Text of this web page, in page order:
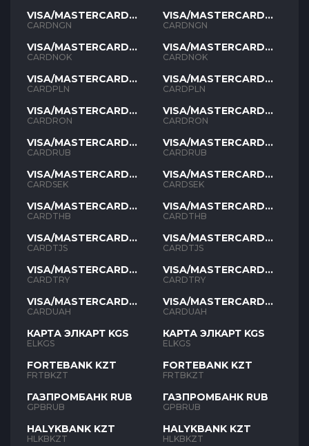
VISA/MASTERCARD
NGN
CARDNGN
VISA/MASTERCARD
NOK
CARDNOK
VISA/MASTERCARD
PLN
CARDPLN
VISA/MASTERCARD
RON
CARDRON
VISA/MASTERCARD
RUB
CARDRUB
VISA/MASTERCARD
SEK
CARDSEK
VISA/MASTERCARD
THB
CARDTHB
VISA/MASTERCARD
TJS
CARDTJS
VISA/MASTERCARD
TYR
CARDTRY
VISA/MASTERCARD
UAH
CARDUAH
КАРТА ЭЛКАРТ KGS
ELKGS
FORTEBANK KZT
FRTBKZT
ГАЗПРОМБАНК RUB
GPBRUB
HALYKBANK KZT
HLKBKZT
VISA/MASTERCARD
NGN
CARDNGN
VISA/MASTERCARD
NOK
CARDNOK
VISA/MASTERCARD
PLN
CARDPLN
VISA/MASTERCARD
RON
CARDRON
VISA/MASTERCARD
RUB
CARDRUB
VISA/MASTERCARD
SEK
CARDSEK
VISA/MASTERCARD
THB
CARDTHB
VISA/MASTERCARD
TJS
CARDTJS
VISA/MASTERCARD
TYR
CARDTRY
VISA/MASTERCARD
UAH
CARDUAH
КАРТА ЭЛКАРТ KGS
ELKGS
FORTEBANK KZT
FRTBKZT
ГАЗПРОМБАНК RUB
GPBRUB
HALYKBANK KZT
HLKBKZT